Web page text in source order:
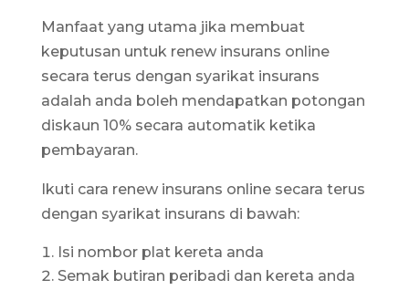
Manfaat yang utama jika membuat
keputusan untuk renew insurans online
secara terus dengan syarikat insurans
adalah anda boleh mendapatkan potongan
diskaun 10% secara automatik ketika
pembayaran.
Ikuti cara renew insurans online secara terus
dengan syarikat insurans di bawah:
Isi nombor plat kereta anda
Semak butiran peribadi dan kereta anda